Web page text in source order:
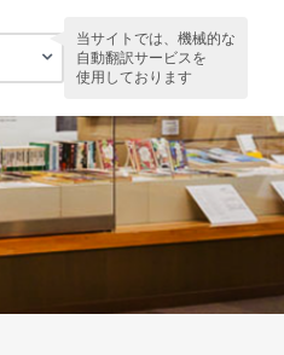
当サイトでは、機械的な
自動翻訳サービスを
使用しております